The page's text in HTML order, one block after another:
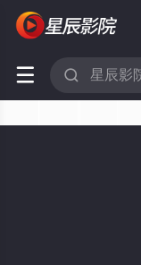
 